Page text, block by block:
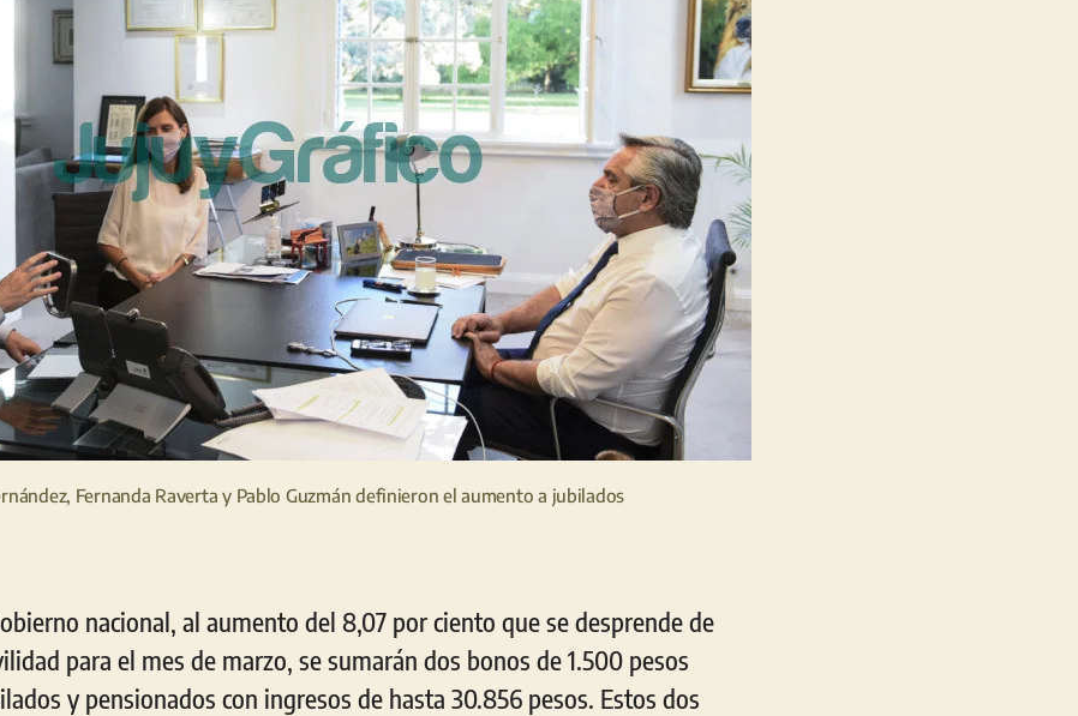
Fernanda Raverta y Pablo Guzmán definieron el aumento a jubilados
nacional, al aumento del 8,07 por ciento que se desprende de
para el mes de marzo, se sumarán dos bonos de 1.500 pesos
y pensionados con ingresos de hasta 30.856 pesos. Estos dos